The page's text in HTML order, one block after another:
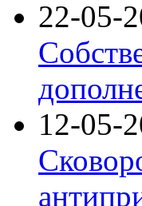
22-05-
12-05-